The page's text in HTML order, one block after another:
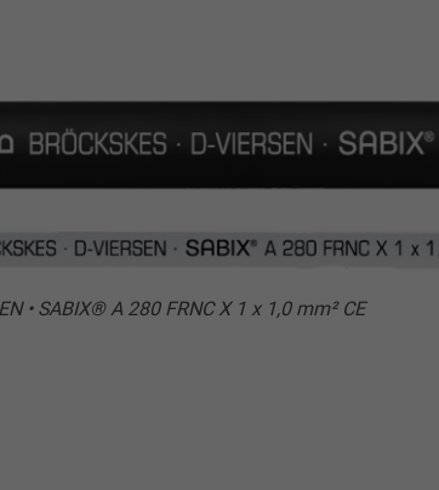
• SABIX® A 280 FRNC X 1 x 1,0 mm² CE